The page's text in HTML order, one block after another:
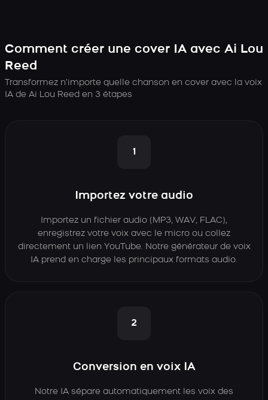
Comment créer une cover IA avec Ai Lou
Reed
Transformez n’importe quelle chanson en cover avec la voix
IA de Ai Lou Reed en 3 étapes
1
Importez votre audio
Importez un fichier audio (MP3, WAV, FLAC),
enregistrez votre voix avec le micro ou collez
directement un lien YouTube. Notre générateur de voix
IA prend en charge les principaux formats audio.
2
Conversion en voix IA
Notre IA sépare automatiquement les voix des